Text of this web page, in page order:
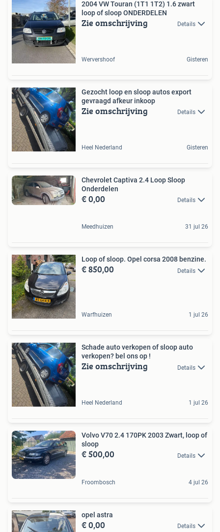
2004 VW Touran (1T1 1T2) 1.6 zwart
loop of sloop ONDERDELEN
Zie omschrijving Details
Wervershoof Gisteren
Gezocht loop en sloop autos export
gevraagd afkeur inkoop
Zie omschrijving Details
Heel Nederland Gisteren
Chevrolet Captiva 2.4 Loop Sloop
Onderdelen
€ 0,00 Details
Meedhuizen 31 jul 26
Loop of sloop. Opel corsa 2008 benzine.
€ 850,00 Details
Warfhuizen 1 jul 26
Schade auto verkopen of sloop auto
verkopen? bel ons op !
Zie omschrijving Details
Heel Nederland 1 jul 26
Volvo V70 2.4 170PK 2003 Zwart, loop of
sloop
€ 500,00 Details
Froombosch 4 jul 26
opel astra
€ 0,00 Details